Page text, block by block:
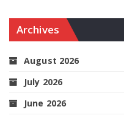
Archives
August 2026
July 2026
June 2026